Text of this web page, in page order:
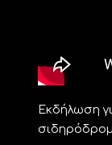
Εκδήλωση